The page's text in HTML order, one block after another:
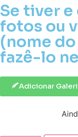
Se tiver
fotos ou
(nome
fazê-lo
Adicionar